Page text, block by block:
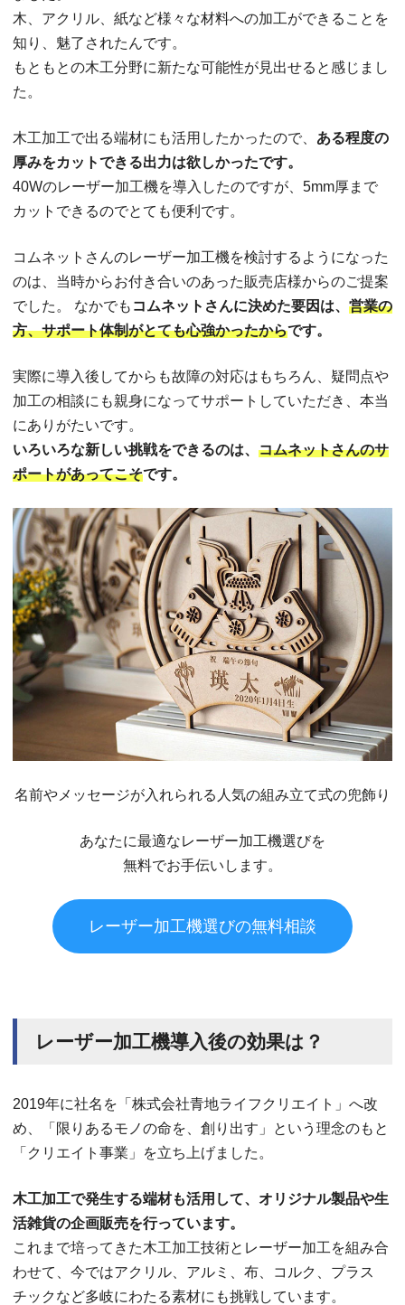
木、アクリル、紙など様々な材料への加工ができることを
知り、魅了されたんです。
もともとの木工分野に新たな可能性が見出せると感じまし
た。
木工加工で出る端材にも活用したかったので、 ある程度の
厚みをカットできる出力は欲しかったです。
40Wのレーザー加工機を導入したのですが、5mm厚まで
カットできるのでとても便利です。
コムネットさんのレーザー加工機を検討するようになった
のは、当時からお付き合いのあった販売店様からのご提案
でした。 なかでも コムネットさんに決めた要因は、 営業の
方、サポート体制がとても心強かったからです。
実際に導入後してからも故障の対応はもちろん、疑問点や
加工の相談にも親身になってサポートしていただき、本当
にありがたいです。
いろいろな新しい挑戦をできるのは、 コムネットさんのサ
ポートがあってこそです。
名前やメッセージが入れられる人気の組み立て式の兜飾り
あなたに最適なレーザー加工機選びを
無料でお手伝いします。
レーザー加工機選びの無料相談
レーザー加工機導入後の効果は？
2019年に社名を「株式会社青地ライフクリエイト」へ改
め、「限りあるモノの命を、創り出す」という理念のもと
「クリエイト事業」を立ち上げました。
木工加工で発生する端材も活用して、オリジナル製品や生
活雑貨の企画販売を行っています。
これまで培ってきた木工加工技術とレーザー加工を組み合
わせて、今ではアクリル、アルミ、布、コルク、プラス
チックなど多岐にわたる素材にも挑戦しています。